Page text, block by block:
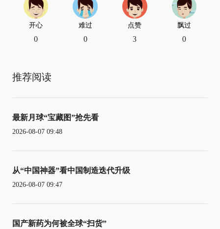
开心
0
难过
0
点赞
3
飘过
0
推荐阅读
最新月球“宝藏图”抢先看
2026-08-07 09:48
从“中国神器”看中国制造迭代升级
2026-08-07 09:47
国产新药为何被全球“扫货”